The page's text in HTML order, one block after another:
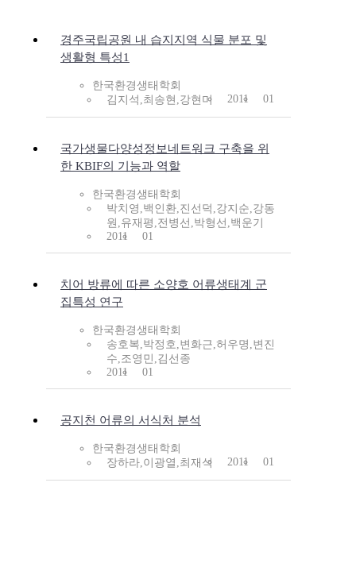
경주국립공원 내 습지지역 식물 분포 및
생활형 특성1
한국환경생태학회
김지석,최송현,강현미
2011 01
국가생물다양성정보네트워크 구축을 위
한 KBIF의 기능과 역할
한국환경생태학회
박치영,백인환,진선덕,강지순,강동
원,유재평,전병선,박형선,백운기
2011
01
치어 방류에 따른 소양호 어류생태계 군
집특성 연구
한국환경생태학회
송호복,박정호,변화근,허우명,변진
수,조영민,김선종
2011
01
공지천 어류의 서식처 분석
한국환경생태학회
장하라,이광열,최재석
2011 01